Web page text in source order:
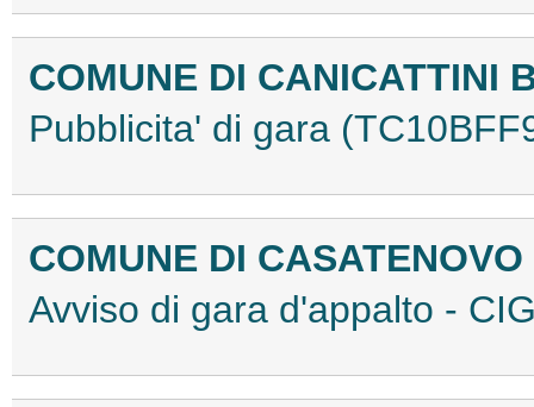
COMUNE DI CANICATTINI
Pubblicita' di gara
COMUNE DI CASATENOVO
Avviso di gara d'appalto -